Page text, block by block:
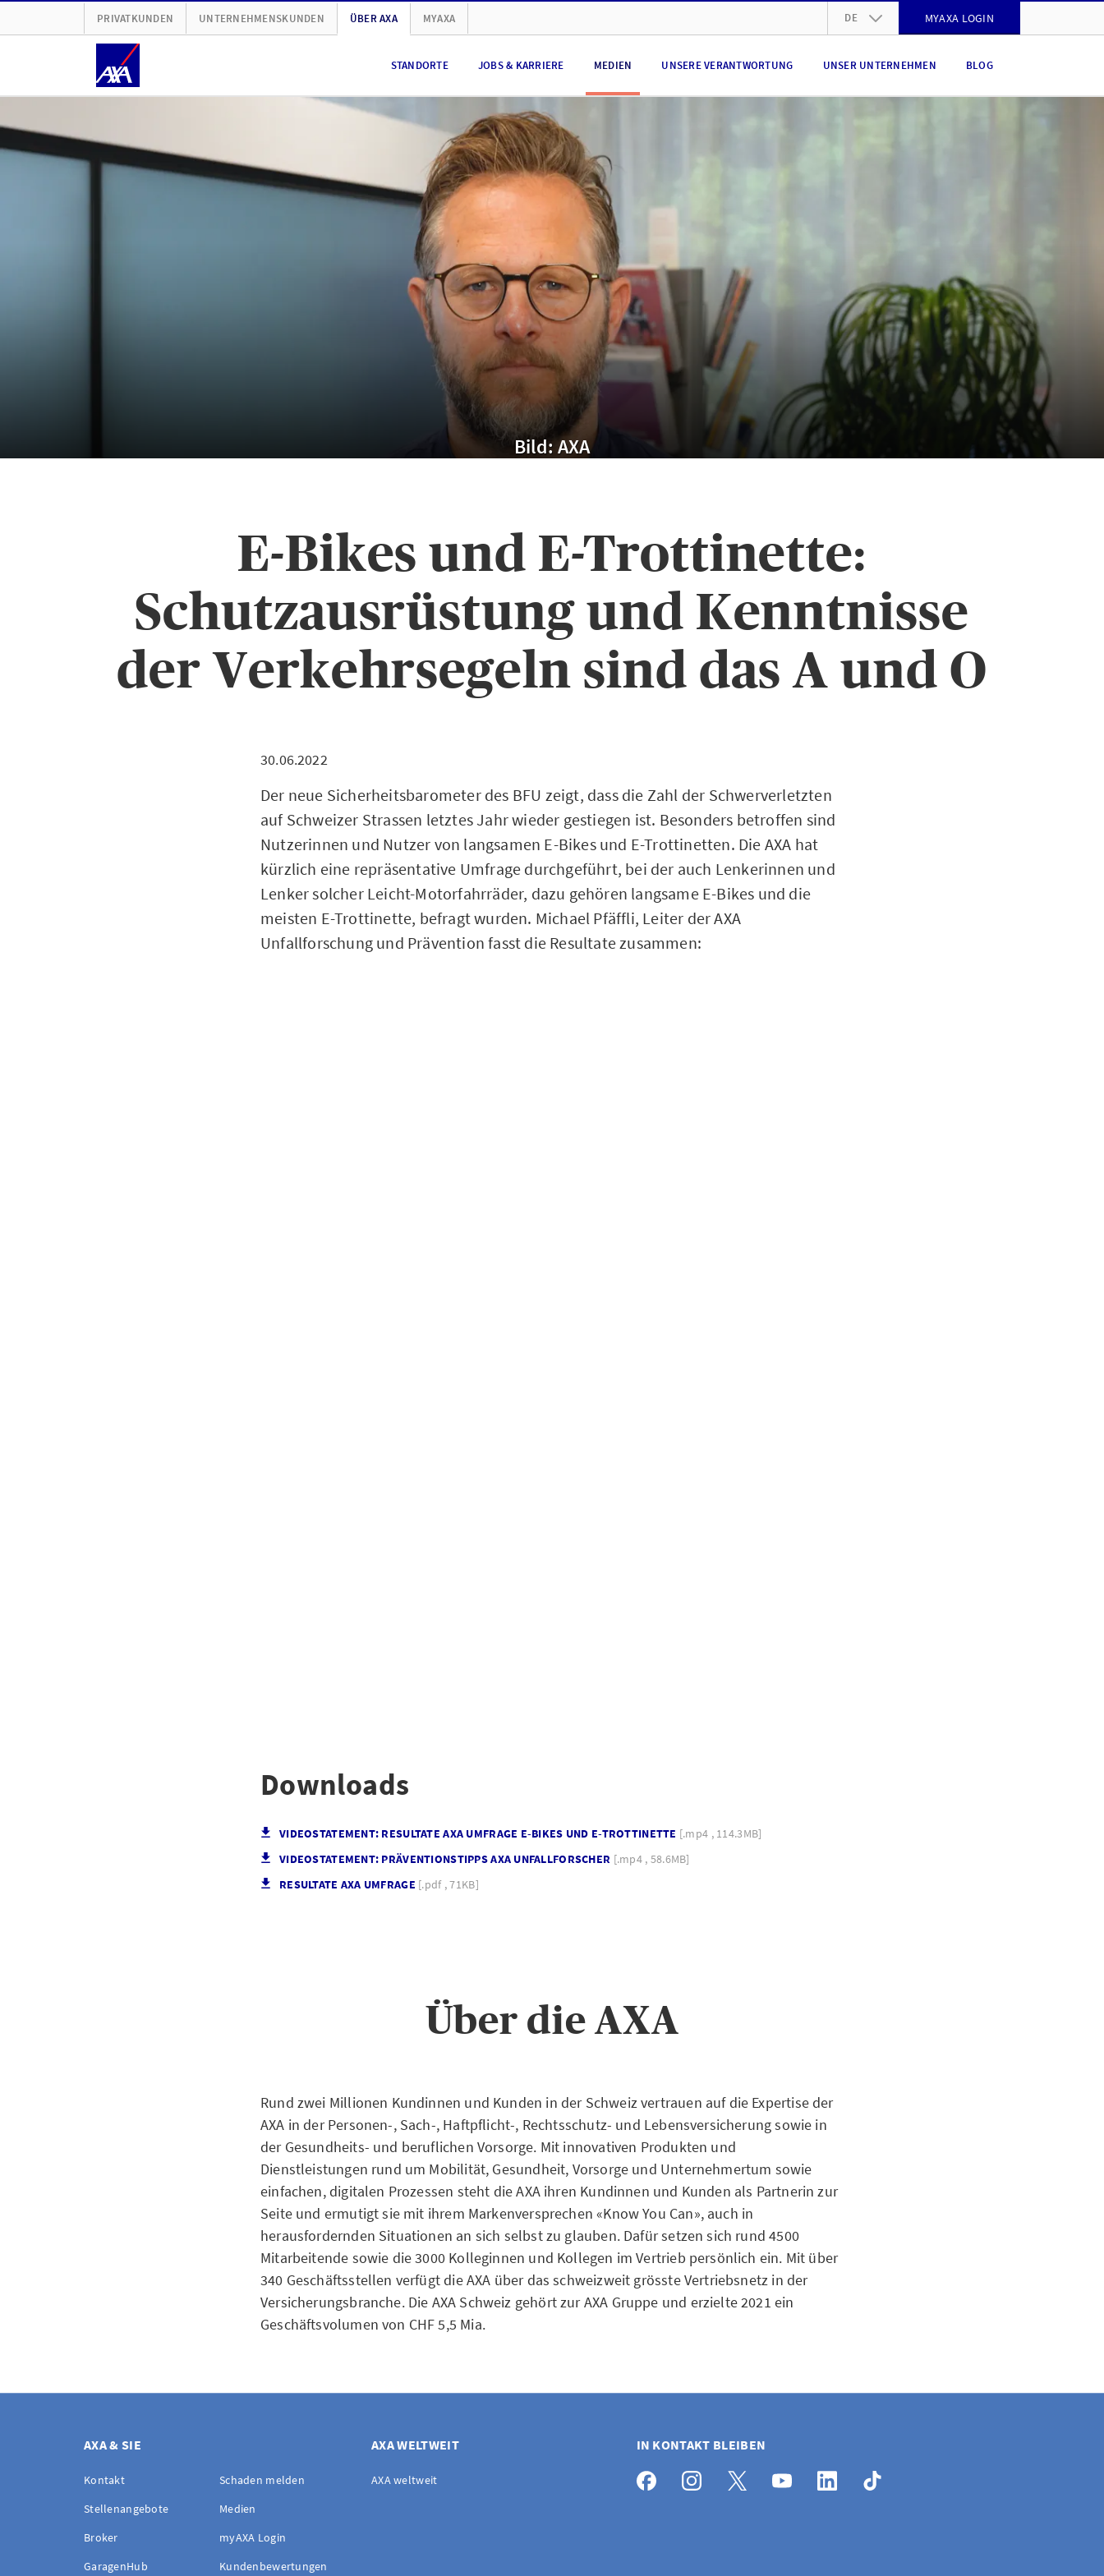
PRIVATKUNDEN UNTERNEHMENSKUNDEN ÜBER AXA MYAXA DE MYAXA LOGIN
STANDORTE JOBS & KARRIERE MEDIEN UNSERE VERANTWORTUNG UNSER UNTERNEHMEN BLOG
Bild: AXA
E-Bikes und E-Trottinette:
Schutzausrüstung und Kenntnisse
der Verkehrsegeln sind das A und O
30.06.2022
Der neue Sicherheitsbarometer des BFU zeigt, dass die Zahl der Schwerverletzten
auf Schweizer Strassen letztes Jahr wieder gestiegen ist. Besonders betroffen sind
Nutzerinnen und Nutzer von langsamen E-Bikes und E-Trottinetten. Die AXA hat
kürzlich eine repräsentative Umfrage durchgeführt, bei der auch Lenkerinnen und
Lenker solcher Leicht-Motorfahrräder, dazu gehören langsame E-Bikes und die
meisten E-Trottinette, befragt wurden. Michael Pfäffli, Leiter der AXA
Unfallforschung und Prävention fasst die Resultate zusammen:
Downloads
VIDEOSTATEMENT: RESULTATE AXA UMFRAGE E-BIKES UND E-TROTTINETTE [.mp4 , 114.3MB]
VIDEOSTATEMENT: PRÄVENTIONSTIPPS AXA UNFALLFORSCHER [.mp4 , 58.6MB]
RESULTATE AXA UMFRAGE [.pdf , 71KB]
Über die AXA
Rund zwei Millionen Kundinnen und Kunden in der Schweiz vertrauen auf die Expertise der
AXA in der Personen-, Sach-, Haftpflicht-, Rechtsschutz- und Lebensversicherung sowie in
der Gesundheits- und beruflichen Vorsorge. Mit innovativen Produkten und
Dienstleistungen rund um Mobilität, Gesundheit, Vorsorge und Unternehmertum sowie
einfachen, digitalen Prozessen steht die AXA ihren Kundinnen und Kunden als Partnerin zur
Seite und ermutigt sie mit ihrem Markenversprechen «Know You Can», auch in
herausfordernden Situationen an sich selbst zu glauben. Dafür setzen sich rund 4500
Mitarbeitende sowie die 3000 Kolleginnen und Kollegen im Vertrieb persönlich ein. Mit über
340 Geschäftsstellen verfügt die AXA über das schweizweit grösste Vertriebsnetz in der
Versicherungsbranche. Die AXA Schweiz gehört zur AXA Gruppe und erzielte 2021 ein
Geschäftsvolumen von CHF 5,5 Mia.
AXA & SIE
Kontakt
Schaden melden
Stellenangebote
Medien
Broker
myAXA Login
GaragenHub
Kundenbewertungen
AXA WELTWEIT
AXA weltweit
IN KONTAKT BLEIBEN